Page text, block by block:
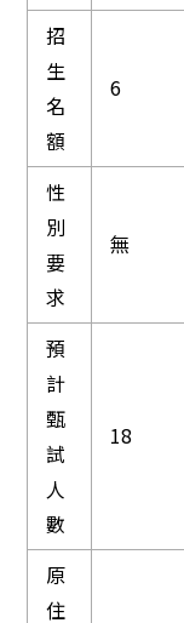
招
生
名
額
6
性
別
要
求
無
預
計
甄
試
人
數
18
原
住